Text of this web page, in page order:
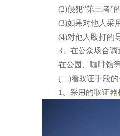
(2)侵犯“第三者”的
(3)如果对他人采用
(4)对他人殴打的导
3、在公众场合调
在公园、咖啡馆等
(二)看取证手段的
1、采用的取证器